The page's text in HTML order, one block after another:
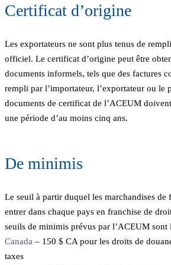
Certificat d’origine
Les exportateurs ne sont plus tenus de
officiel. Le certificat d’origine peut être
documents informels, tels que des factures
rempli par l’importateur, l’exportateur ou le
documents de certificat de l’ACEUM
une période d’au moins cinq ans.
De minimis
Le seuil à partir duquel les marchandises de
entrer dans chaque pays en franchise de
seuils de minimis prévus par l’ACEUM sont
Canada – 150 $ CA pour les droits de
taxes